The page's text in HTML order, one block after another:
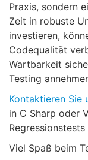
Praxis, sondern
Zeit in robuste
investieren,
Codequalität
Wartbarkeit
Testing
Kontaktieren Sie
in C Sharp oder
Viel Spaß beim